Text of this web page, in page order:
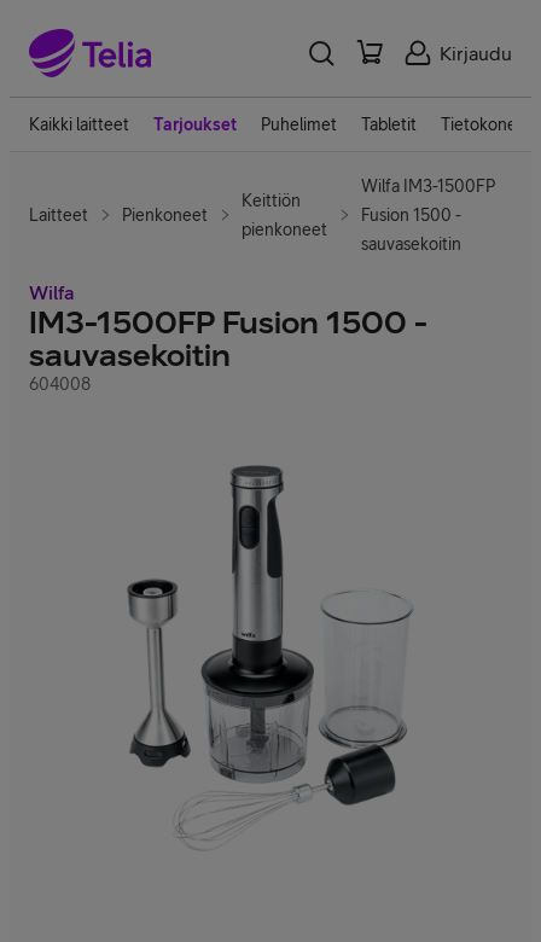
Kirjaudu
Kaikki laitteet Tarjoukset Puhelimet Tabletit Tietokoneet
Laitteet Pienkoneet
Keittiön
pienkoneet
Wilfa IM3-1500FP
Fusion 1500 -
sauvasekoitin
Wilfa
IM3-1500FP Fusion 1500 -
sauvasekoitin
604008